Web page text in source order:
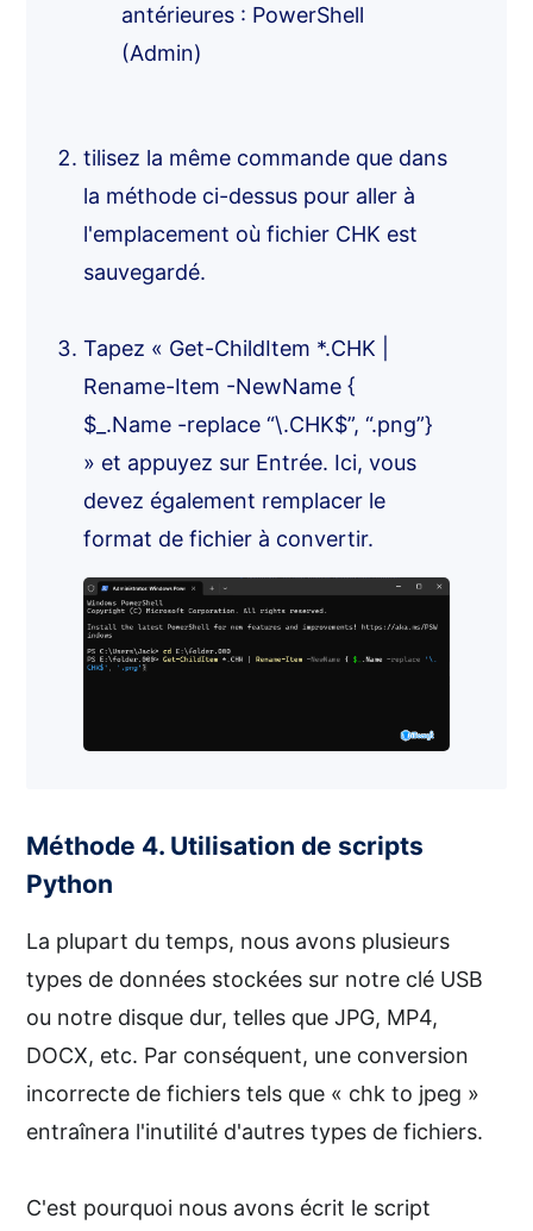
antérieures : PowerShell
(Admin)
tilisez la même commande que dans
la méthode ci-dessus pour aller à
l'emplacement où fichier CHK est
sauvegardé.
Tapez « Get-ChildItem *.CHK |
Rename-Item -NewName {
$_.Name -replace “\.CHK$”, “.png”}
» et appuyez sur Entrée. Ici, vous
devez également remplacer le
format de fichier à convertir.
Méthode 4. Utilisation de scripts
Python
La plupart du temps, nous avons plusieurs
types de données stockées sur notre clé USB
ou notre disque dur, telles que JPG, MP4,
DOCX, etc. Par conséquent, une conversion
incorrecte de fichiers tels que « chk to jpeg »
entraînera l'inutilité d'autres types de fichiers.
C'est pourquoi nous avons écrit le script